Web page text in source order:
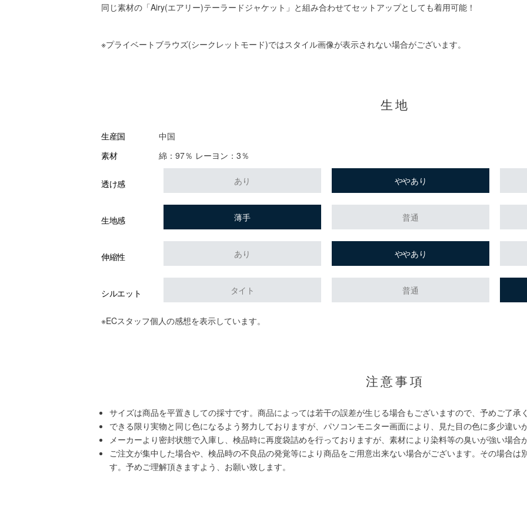
同じ素材の「Airy(エアリー)テーラードジャケット」と組み合わせてセットアップとしても着用可能！
※プライベートブラウズ(シークレットモード)ではスタイル画像が表示されない場合がございます。
生地
生産国
中国
素材
綿：97％ レーヨン：3％
透け感 あり ややあり
生地感 薄手 普通
伸縮性 あり ややあり
シルエット タイト 普通
※ECスタッフ個人の感想を表示しています。
注意事項
サイズは商品を平置きしての採寸です。商品によっては若干の誤差が生じる場合もございますので、予めご了承く
できる限り実物と同じ色になるよう努力しておりますが、パソコンモニター画面により、見た目の色に多少違いが
メーカーより密封状態で入庫し、検品時に再度袋詰めを行っておりますが、素材により染料等の臭いが強い場合
ご注文が集中した場合や、検品時の不良品の発覚等により商品をご用意出来ない場合がございます。その場合は
す。予めご理解頂きますよう、お願い致します。